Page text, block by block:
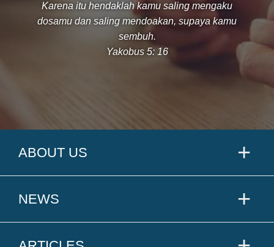
Karena itu hendaklah kamu saling mengaku
dosamu dan saling mendoakan, supaya kamu
sembuh.
Yakobus 5: 16
ABOUT US
NEWS